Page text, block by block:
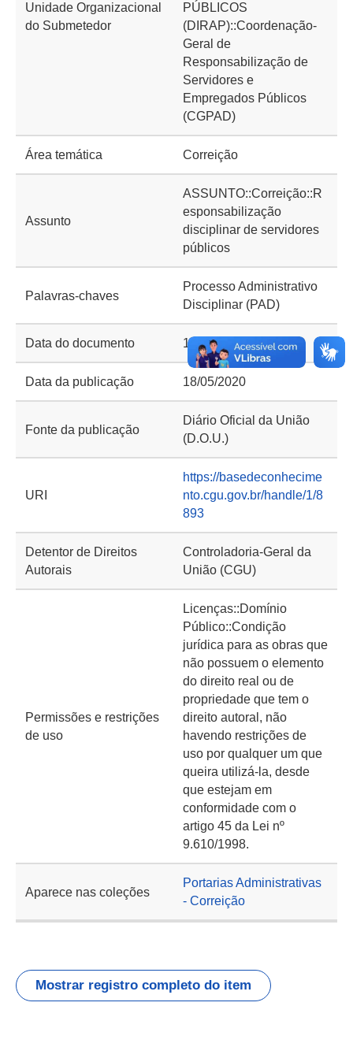
Unidade Organizacional
do Submetedor
PÚBLICOS
(DIRAP)::Coordenação-
Geral de
Responsabilização de
Servidores e
Empregados Públicos
(CGPAD)
Área temática Correição
Assunto
ASSUNTO::Correição::R
esponsabilização
disciplinar de servidores
públicos
Palavras-chaves
Processo Administrativo
Disciplinar (PAD)
Data do documento 14/05/2020
Data da publicação 18/05/2020
Fonte da publicação
Diário Oficial da União
(D.O.U.)
URI
https://basedeconhecime
nto.cgu.gov.br/handle/1/8
893
Detentor de Direitos
Autorais
Controladoria-Geral da
União (CGU)
Permissões e restrições
de uso
Licenças::Domínio
Público::Condição
jurídica para as obras que
não possuem o elemento
do direito real ou de
propriedade que tem o
direito autoral, não
havendo restrições de
uso por qualquer um que
queira utilizá-la, desde
que estejam em
conformidade com o
artigo 45 da Lei nº
9.610/1998.
Aparece nas coleções
Portarias Administrativas
- Correição
Mostrar registro completo do item